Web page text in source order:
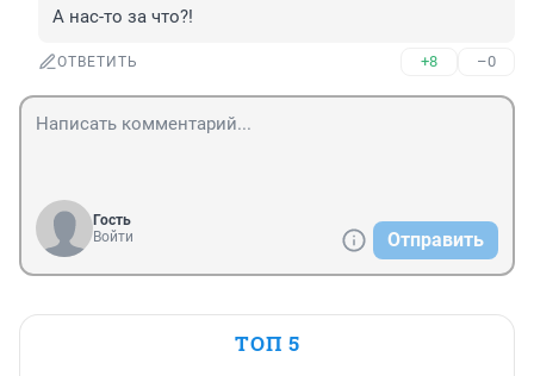
А нас-то за что?!
ОТВЕТИТЬ +8 –0
Гость
Войти
Отправить
ТОП 5